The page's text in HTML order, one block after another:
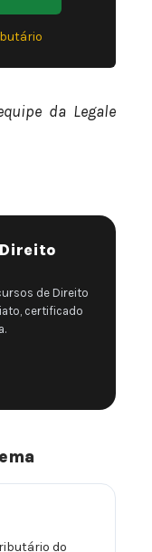
da Legale
de Direito
certificado
do